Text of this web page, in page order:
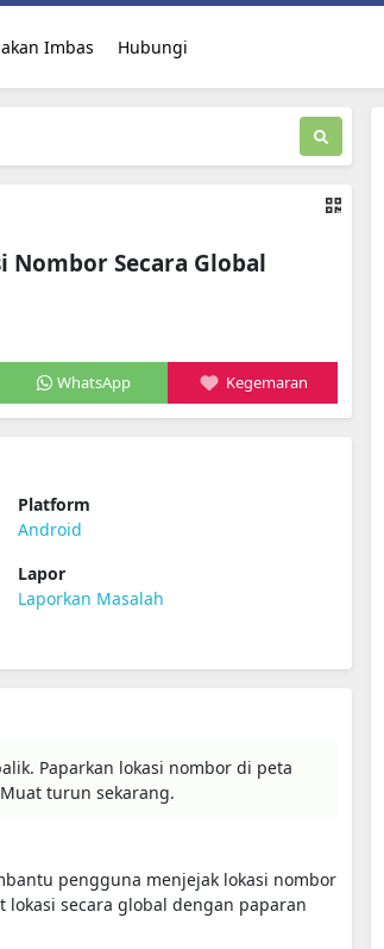
Imbas Hubungi
Nombor Secara Global
WhatsApp Kegemaran
Platform
Android
Lapor
Laporkan Masalah
Paparkan lokasi nombor di peta
turun sekarang.
pengguna menjejak lokasi nombor
secara global dengan paparan